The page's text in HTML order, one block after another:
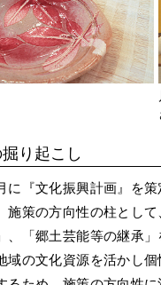
り起こし
『文化振興計画』を策
施策の方向性の柱とし
、「郷土芸能等の継承」
域の文化資源を活かし